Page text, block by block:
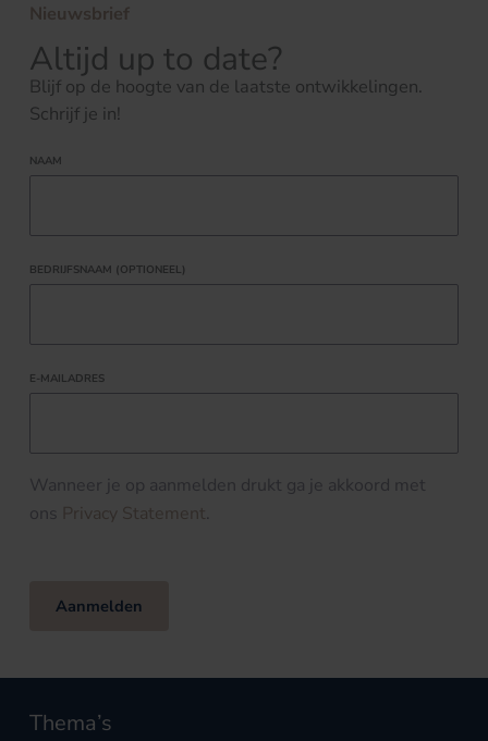
Nieuwsbrief
Altijd up to date?
Blijf op de hoogte van de laatste ontwikkelingen.
Schrijf je in!
NAAM
BEDRIJFSNAAM (OPTIONEEL)
E-MAILADRES
Wanneer je op aanmelden drukt ga je akkoord met
ons Privacy Statement.
Aanmelden
Thema’s